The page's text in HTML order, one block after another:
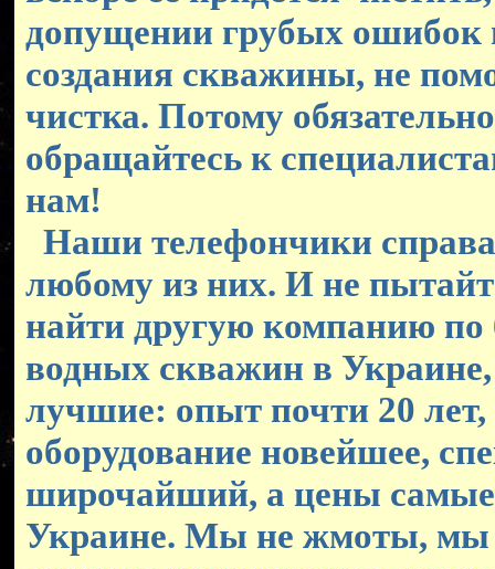
допущении грубых ошибок
создания скважины, не
чистка. Потому обязательно
обращайтесь к
нам!
Наши телефончики
любому из них. И не
найти другую компанию по
водных скважин в
лучшие: опыт почти 20 лет,
оборудование новейшее,
широчайший, а цены самые
Украине. Мы не жмоты, мы